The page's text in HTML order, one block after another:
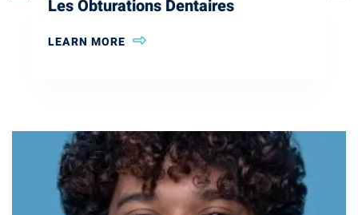
Les Obturations Dentaires
LEARN MORE